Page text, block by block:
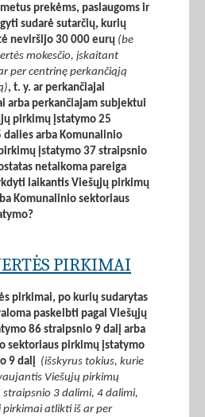
prekėms, paslaugoms ir
sudarė sutarčių, kurių
neviršijo 30 000 eurų (be
mokesčio, įskaitant
per centrinę perkančiąją
, t. y. ar perkančiajai
arba perkančiajam subjektui
pirkimų įstatymo 25
dalies arba Komunalinio
įstatymo 37 straipsnio
netaikoma pareiga
laikantis Viešųjų pirkimų
Komunalinio sektoriaus
PIRKIMAI
pirkimai, po kurių sudarytas
paskelbti pagal Viešųjų
86 straipsnio 9 dalį arba
sektoriaus pirkimų įstatymo
9 dalį (išskyrus tokius, kurie
Viešųjų pirkimų
3 dalimi, 4 dalimi,
atlikti iš ar per